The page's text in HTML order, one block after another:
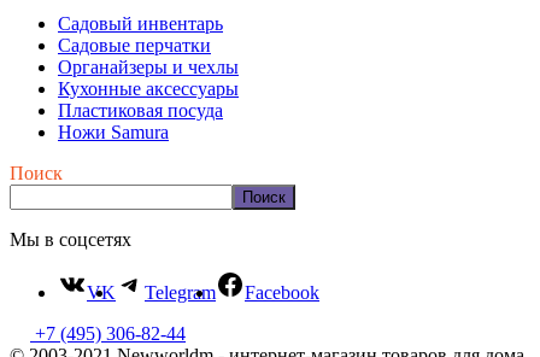
Садовый инвентарь
Садовые перчатки
Органайзеры и чехлы
Кухонные аксессуары
Пластиковая посуда
Ножи Samura
Поиск
Поиск
Мы в соцсетях
VK Telegram
Facebook
+7 (495) 306-82-44